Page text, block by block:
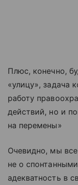
Плюс, конечно,
«улицу», задача
работу
действий, но и
на перемены»
Очевидно, мы
не о
адекватность в